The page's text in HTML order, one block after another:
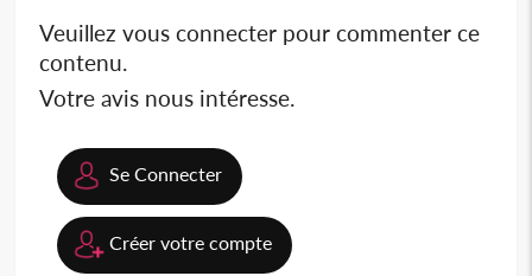
Veuillez vous connecter pour commenter ce
contenu.
Votre avis nous intéresse.
Se Connecter
Créer votre compte